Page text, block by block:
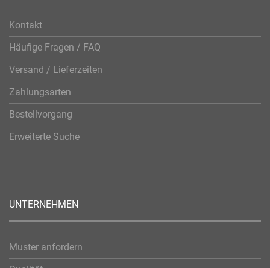
Kontakt
Häufige Fragen / FAQ
Versand / Lieferzeiten
Zahlungsarten
Bestellvorgang
Erweiterte Suche
UNTERNEHMEN
Muster anfordern